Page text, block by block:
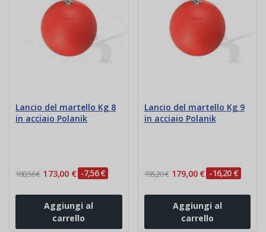
Lancio del martello Kg 8
in acciaio Polanik
180,56 € 173,00 € -7,56 €
Aggiungi al
carrello
Lancio del martello Kg 9
in acciaio Polanik
195,20 € 179,00 € -16,20 €
Aggiungi al
carrello